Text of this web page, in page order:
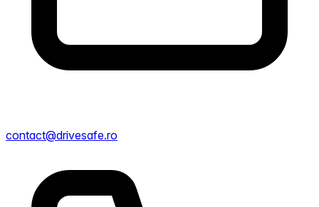
contact@drivesafe.ro